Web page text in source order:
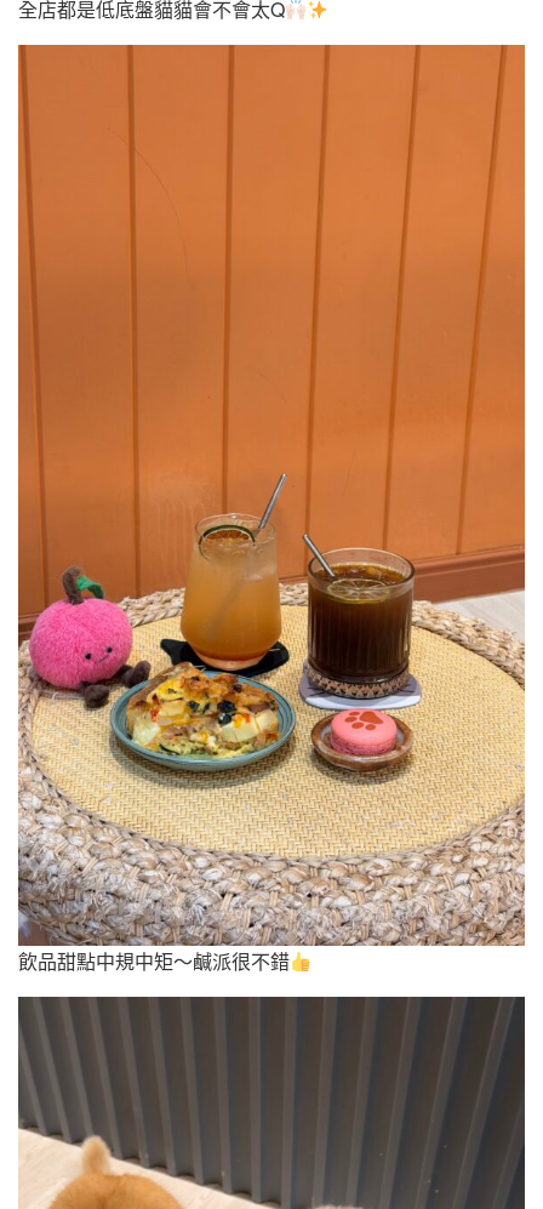
全店都是低底盤貓貓會不會太Q
飲品甜點中規中矩～鹹派很不錯